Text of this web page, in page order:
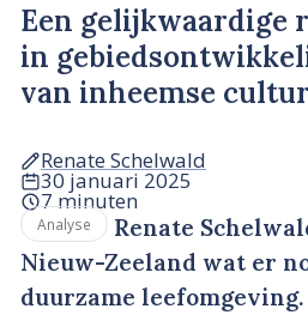
Een gelijkwaardige
in
van inheemse
Renate Schelwald
30 januari 2025
7 minuten
Analyse
Renate
Nieuw-Zeeland wat er
duurzame